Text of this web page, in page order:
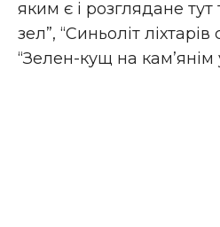
яким є і розглядане
зел”, “Синьоліт ліхтарів
“Зелен-кущ на кам’янім